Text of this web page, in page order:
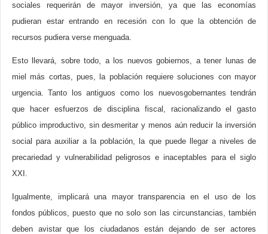
sociales requerirán de mayor inversión, ya que las economías
pudieran estar entrando en recesión con lo que la obtención de
recursos pudiera verse menguada.
Esto llevará, sobre todo, a los nuevos gobiernos, a tener lunas de
miel más cortas, pues, la población requiere soluciones con mayor
urgencia. Tanto los antiguos como los nuevosgobernantes tendrán
que hacer esfuerzos de disciplina fiscal, racionalizando el gasto
público improductivo, sin desmeritar y menos aún reducir la inversión
social para auxiliar a la población, la que puede llegar a niveles de
precariedad y vulnerabilidad peligrosos e inaceptables para el siglo
XXI.
Igualmente, implicará una mayor transparencia en el uso de los
fondos públicos, puesto que no solo son las circunstancias, también
deben avistar que los ciudadanos están dejando de ser actores